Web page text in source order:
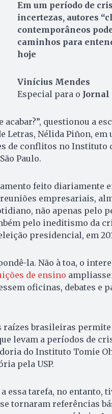
Em um período de
incertezas, autores
contemporâneos
caminhos para
hoje
Vinícius Mendes
Especial para o Jornal
questionou a
Letras, Nélida Piñon, em
de conflitos no Instituto
Paulo.
feito diariamente
empresariais,
não apenas pelo
pelo ineditismo da
presidencial, em
la. Não à toa, o
de ensino
oficinas, debates e
raízes brasileiras permite
levam a períodos de
do Instituto Tomie
pela USP.
essa tarefa, no entanto,
tornaram referências